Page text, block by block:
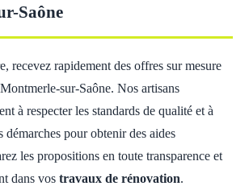
Saône
recevez rapidement des offres sur mesure
sur-Saône. Nos artisans
à respecter les standards de qualité et à
démarches pour obtenir des aides
les propositions en toute transparence et
dans vos travaux de rénovation.